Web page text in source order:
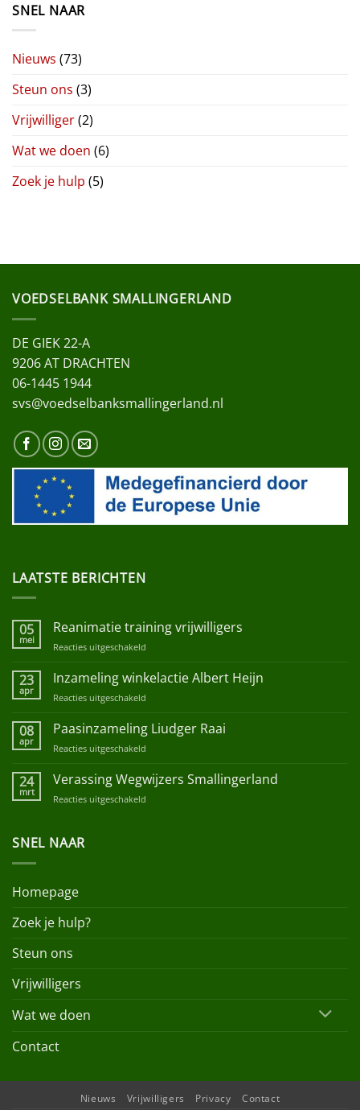
SNEL NAAR
Nieuws (73)
Steun ons (3)
Vrijwilliger(2)
Wat we doen (6)
Zoek je hulp (5)
VOEDSELBANK SMALLINGERLAND
DE GIEK 22-A
9206 AT DRACHTEN
06-1445 1944
svs@voedselbanksmallingerland.nl
LAATSTE BERICHTEN
05
mei
Reanimatie training vrijwilligers
Reacties uitgeschakeld
training
23
apr
Inzameling winkelactie Albert Heijn
Reacties uitgeschakeld
winkelactie
Albert
08
apr
Paasinzameling Liudger Raai
Reacties uitgeschakeld
Liudger
Raai
24
mrt
Verassing Wegwijzers Smallingerland
Reacties uitgeschakeld
SNEL NAAR
Homepage
Zoek je hulp?
Steun ons
Vrijwilligers
Wat we doen
Contact
Nieuws Vrijwilligers Privacy Contact